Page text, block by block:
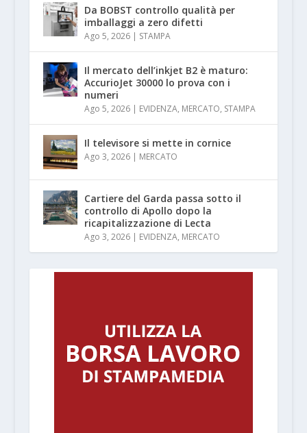
Da BOBST controllo qualità per
imballaggi a zero difetti
Ago 5, 2026| STAMPA
Il mercato dell’inkjet B2 è maturo:
AccurioJet 30000 lo prova con i
numeri
Ago 5, 2026| EVIDENZA, MERCATO, STAMPA
Il televisore si mette in cornice
Ago 3, 2026| MERCATO
Cartiere del Garda passa sotto il
controllo di Apollo dopo la
ricapitalizzazione di Lecta
Ago 3, 2026| EVIDENZA, MERCATO